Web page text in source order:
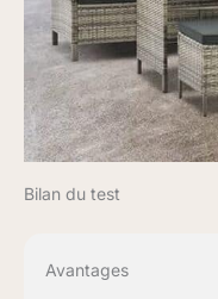
Bilan du test
Avantages